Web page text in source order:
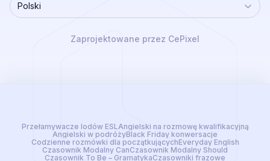
Language
Polski
Zaprojektowane przez CePixel
Przełamywacze lodów ESLAngielski na rozmowę kwalifikacyjną
Angielski w podróżyBlack Friday konwersacje
Codzienne rozmówki dla początkującychEveryday English
Czasownik Modalny CanCzasownik Modalny Should
Czasownik To Be – GramatykaCzasowniki frazowe